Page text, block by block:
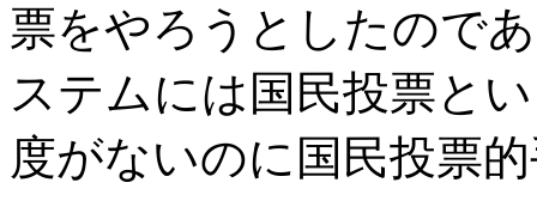
票をやろうとしたので
ステムには国民投票と
度がないのに国民投票